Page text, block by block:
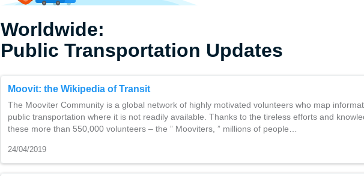
Worldwide:
Public Transportation Updates
Moovit: the Wikipedia of Transit
The Mooviter Community is a global network of highly motivated volunteers who map
public transportation where it is not readily available. Thanks to the tireless efforts and
these more than 550,000 volunteers – the ” Mooviters, ” millions of people…
24/04/2019